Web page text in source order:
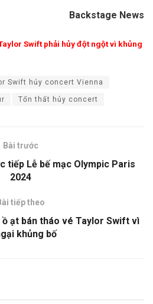
Backstage News
Swift phải hủy đột ngột vì khủng
Swift hủy concert Vienna
Tổn thất hủy concert
Bài trước
tiếp Lễ bế mạc Olympic Paris
2024
tiếp theo
ồ ạt bán tháo vé Taylor Swift vì
khủng bố